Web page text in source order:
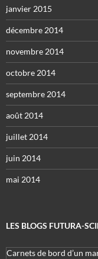
janvier 2015
décembre 2014
novembre 2014
octobre 2014
septembre 2014
août 2014
juillet 2014
juin 2014
mai 2014
LES BLOGS FUTURA-
Carnets de bord d’un